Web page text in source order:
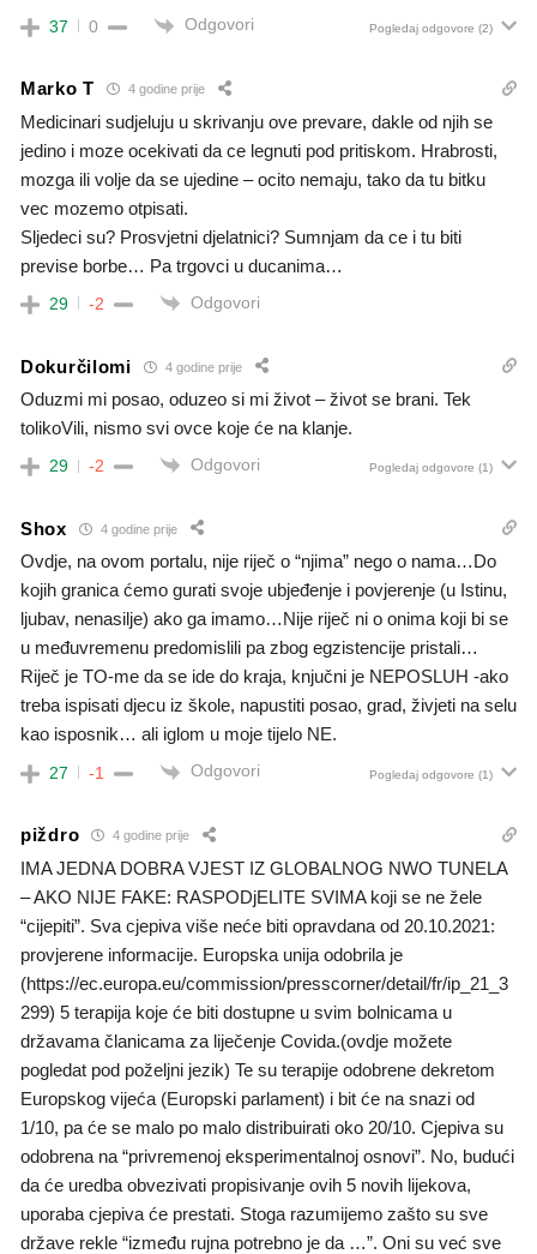
37 0 Odgovori Pogledaj odgovore (2)
Marko T 4 godine prije
Medicinari sudjeluju u skrivanju ove prevare, dakle od njih se
jedino i moze ocekivati da ce legnuti pod pritiskom. Hrabrosti,
mozga ili volje da se ujedine – ocito nemaju, tako da tu bitku
vec mozemo otpisati.
Sljedeci su? Prosvjetni djelatnici? Sumnjam da ce i tu biti
previse borbe… Pa trgovci u ducanima…
29 -2 Odgovori
Dokurčilomi 4 godine prije
Oduzmi mi posao, oduzeo si mi život – život se brani. Tek
tolikoVili, nismo svi ovce koje će na klanje.
29 -2 Odgovori Pogledaj odgovore (1)
Shox 4 godine prije
Ovdje, na ovom portalu, nije riječ o “njima” nego o nama…Do
kojih granica ćemo gurati svoje ubjeđenje i povjerenje (u Istinu,
ljubav, nenasilje) ako ga imamo…Nije riječ ni o onima koji bi se
u međuvremenu predomislili pa zbog egzistencije pristali…
Riječ je TO-me da se ide do kraja, knjučni je NEPOSLUH -ako
treba ispisati djecu iz škole, napustiti posao, grad, živjeti na selu
kao isposnik… ali iglom u moje tijelo NE.
27 -1 Odgovori Pogledaj odgovore (1)
piždro 4 godine prije
IMA JEDNA DOBRA VJEST IZ GLOBALNOG NWO TUNELA
– AKO NIJE FAKE: RASPODjELITE SVIMA koji se ne žele
“cijepiti”. Sva cjepiva više neće biti opravdana od 20.10.2021:
provjerene informacije. Europska unija odobrila je
(https://ec.europa.eu/commission/presscorner/detail/fr/ip_21_3
299) 5 terapija koje će biti dostupne u svim bolnicama u
državama članicama za liječenje Covida.(ovdje možete
pogledat pod poželjni jezik) Te su terapije odobrene dekretom
Europskog vijeća (Europski parlament) i bit će na snazi ​​od
1/10, pa će se malo po malo distribuirati oko 20/10. Cjepiva su
odobrena na “privremenoj eksperimentalnoj osnovi”. No, budući
da će uredba obvezivati ​​propisivanje ovih 5 novih lijekova,
uporaba cjepiva će prestati. Stoga razumijemo zašto su sve
države rekle “između rujna potrebno je da …”. Oni su već sve